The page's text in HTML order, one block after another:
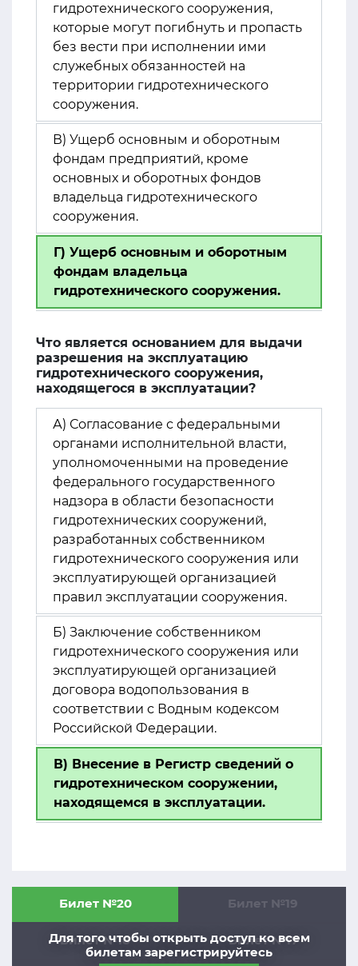
гидротехнического сооружения,
которые могут погибнуть и пропасть
без вести при исполнении ими
служебных обязанностей на
территории гидротехнического
сооружения.
В) Ущерб основным и оборотным
фондам предприятий, кроме
основных и оборотных фондов
владельца гидротехнического
сооружения.
Г) Ущерб основным и оборотным
фондам владельца
гидротехнического сооружения.
Что является основанием для выдачи
разрешения на эксплуатацию
гидротехнического сооружения,
находящегося в эксплуатации?
А) Согласование с федеральными
органами исполнительной власти,
уполномоченными на проведение
федерального государственного
надзора в области безопасности
гидротехнических сооружений,
разработанных собственником
гидротехнического сооружения или
эксплуатирующей организацией
правил эксплуатации сооружения.
Б) Заключение собственником
гидротехнического сооружения или
эксплуатирующей организацией
договора водопользования в
соответствии с Водным кодексом
Российской Федерации.
В) Внесение в Регистр сведений о
гидротехническом сооружении,
находящемся в эксплуатации.
Для того чтобы открыть доступ ко всем
билетам зарегистрируйтесь
Билет №20 Билет №19
Билет №18 Билет №17